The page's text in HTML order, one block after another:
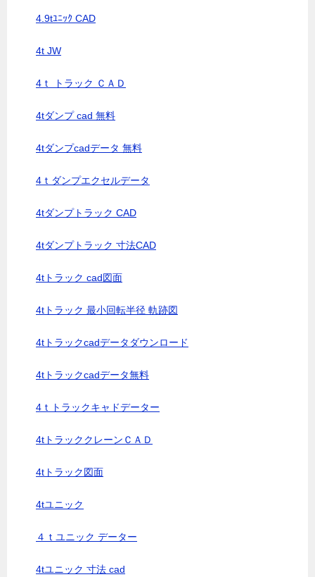
4.9tﾕﾆｯｸ CAD
4t JW
4ｔ トラック ＣＡＤ
4tダンプ cad 無料
4tダンプcadデータ 無料
4ｔダンプエクセルデータ
4tダンプトラック CAD
4tダンプトラック 寸法CAD
4tトラック cad図面
4tトラック 最小回転半径 軌跡図
4tトラックcadデータダウンロード
4tトラックcadデータ無料
4ｔトラックキャドデーター
4tトラッククレーンＣＡＤ
4tトラック図面
4tユニック
４ｔユニック データー
4tユニック 寸法 cad